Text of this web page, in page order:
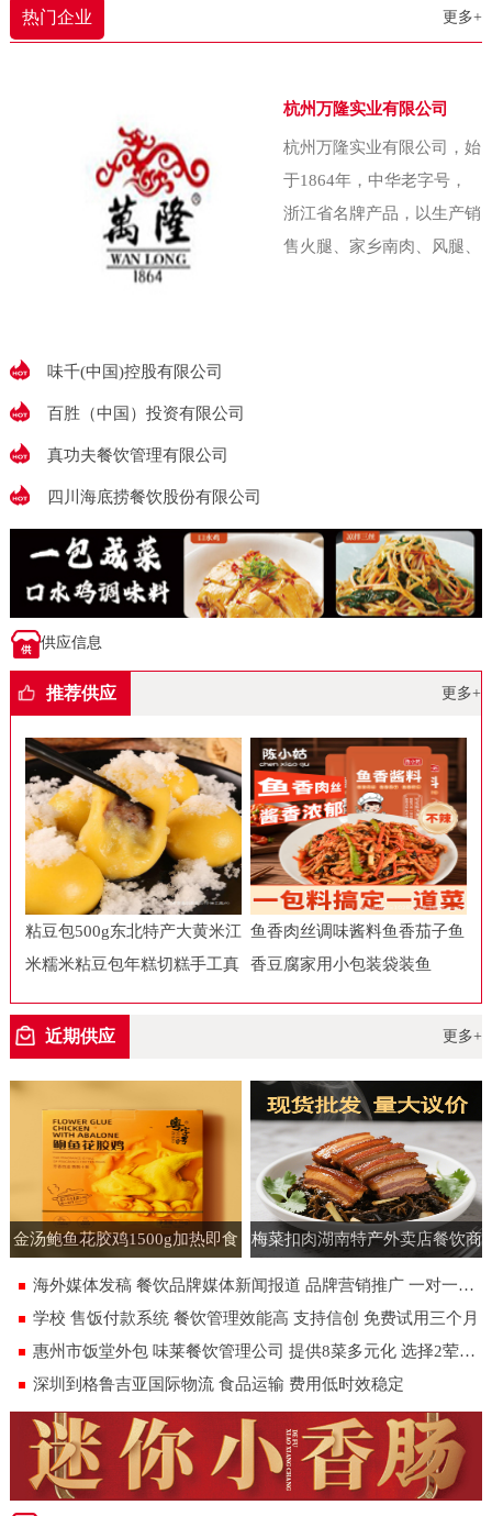
还能照顾照顾家里。下雨了啥的，
季匆忙抛售，收益甚微。为破解这
一难题，金川乡金珠村两委经集体
研究决策，创办了村集体企业——
金五园农业发展
热门企业 更多+
杭州万隆实业有限公司
杭州万隆实业有限公司，始
于1864年，中华老字号，
浙江省名牌产品，以生产销
售火腿、家乡南肉、风腿、
味千(中国)控股有限公司
百胜（中国）投资有限公司
真功夫餐饮管理有限公司
四川海底捞餐饮股份有限公司
供应信息
推荐供应 更多+
粘豆包500g东北特产大黄米江
米糯米粘豆包年糕切糕手工真
鱼香肉丝调味酱料鱼香茄子鱼
香豆腐家用小包装袋装鱼
近期供应 更多+
金汤鲍鱼花胶鸡1500g加热即食
速食半成品预制菜批发花胶鸡大
盆菜
梅菜扣肉湖南特产外卖店餐饮商
用批发虎皮扣肉饭店即食预制菜
180g
海外媒体发稿 餐饮品牌媒体新闻报道 品牌营销推广 一对一专人服务
学校 售饭付款系统 餐饮管理效能高 支持信创 免费试用三个月
惠州市饭堂外包 味莱餐饮管理公司 提供8菜多元化 选择2荤1素汤米饭
深圳到格鲁吉亚国际物流 食品运输 费用低时效稳定